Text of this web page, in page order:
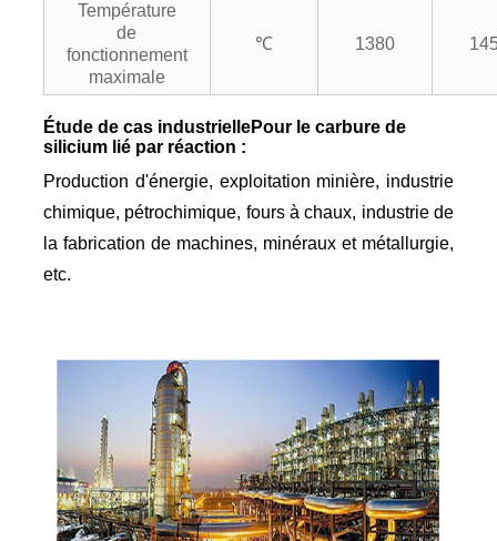
Température
de
fonctionnement
maximale
℃ 1380
Étude de cas industriellePour le carbure de
silicium lié par réaction :
Production d'énergie, exploitation minière, industrie
chimique, pétrochimique, fours à chaux, industrie de
la fabrication de machines, minéraux et métallurgie,
etc.